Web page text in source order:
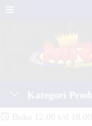
Kategori
Buka 12.00 s/d